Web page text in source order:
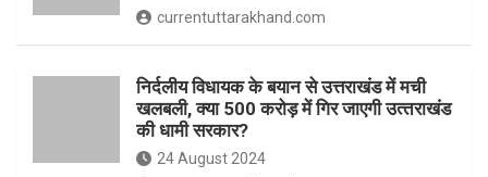
currentuttarakhand.com
निर्दलीय विधायक के बयान से उत्तराखंड में मची
खलबली, क्‍या 500 करोड़ में गिर जाएगी उत्‍तराखंड
की धामी सरकार?
24 August 2024